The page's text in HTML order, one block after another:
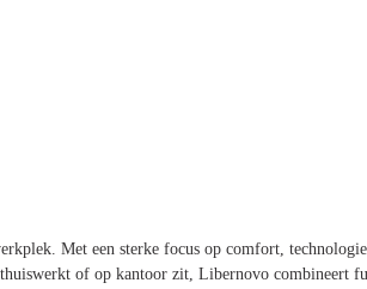
Met een sterke focus op comfort,
of op kantoor zit, Libernovo combineert